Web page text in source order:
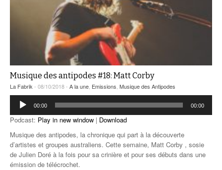
Musique des antipodes #18: Matt Corby
La Fabrik- 08/10/2018 - A la une, Emissions, Musique des Antipodes
Lecteur
audio
00:00 00:00
Podcast: Play in new window | Download
Musique des antipodes, la chronique qui part à la découverte
d’artistes et groupes australiens. Cette semaine, Matt Corby , sosie
de Julien Doré à la fois pour sa crinière et pour ses débuts dans une
émission de télécrochet.